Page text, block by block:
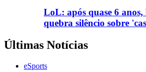
LoL: após quase 6
quebra silêncio sobre
Últimas Notícias
eSports